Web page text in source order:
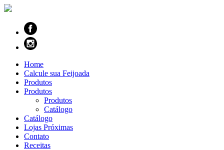
Home
Calcule sua Feijoada
Produtos
Produtos
Produtos
Catálogo
Catálogo
Lojas Próximas
Contato
Receitas